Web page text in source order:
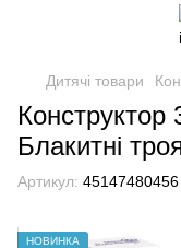
Дитячі товари
Конструктор
Блакитні
Артикул: 45147480456
НОВИНКА